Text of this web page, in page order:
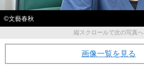
©文藝春秋
縦スクロールで次の写真へ
画像一覧を見る